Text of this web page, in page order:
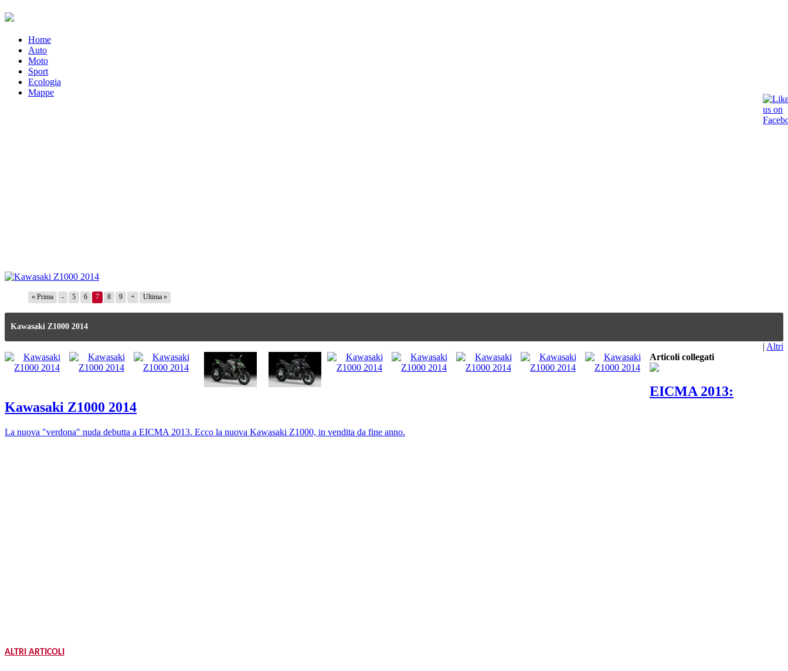
Home
Auto
Moto
Sport
Ecologia
Mappe
« Prima - 5 6 7 8 9 + Ultima »
Kawasaki Z1000 2014
| Altri
Articoli collegati
EICMA 2013:
Kawasaki Z1000 2014
La nuova "verdona" nuda debutta a EICMA 2013. Ecco la nuova Kawasaki Z1000, in vendita da fine anno.
ALTRI ARTICOLI